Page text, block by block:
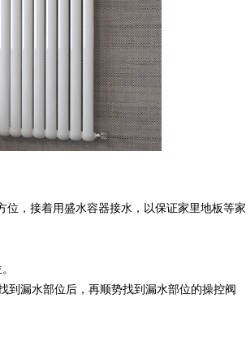
，接着用盛水容器接水，以保证家里地板等家
到漏水部位后，再顺势找到漏水部位的操控阀